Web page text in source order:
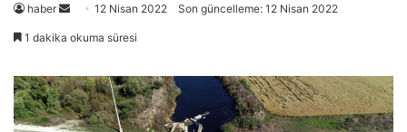
haber
Bir
göndermek
12 Nisan 2022 Son güncelleme: 12 Nisan 2022
1 dakika okuma süresi